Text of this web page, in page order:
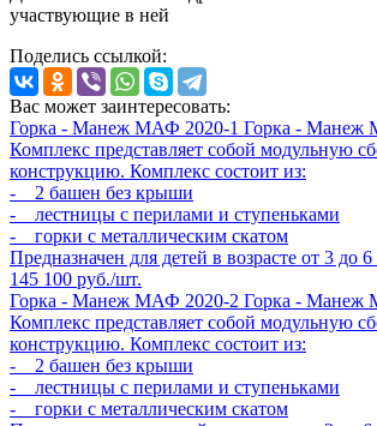
участвующие в ней
Поделись ссылкой:
Вас может заинтересовать:
Горка - Манеж МАФ 2020-1 Горка - Манеж
Комплекс представляет собой модульную
конструкцию. Комплекс состоит из:
- 2 башен без крыши
- лестницы с перилами и ступеньками
- горки с металлическим скатом
Предназначен для детей в возрасте от 3 до 6
145 100 руб./шт.
Горка - Манеж МАФ 2020-2 Горка - Манеж
Комплекс представляет собой модульную
конструкцию. Комплекс состоит из:
- 2 башен без крыши
- лестницы с перилами и ступеньками
- горки с металлическим скатом